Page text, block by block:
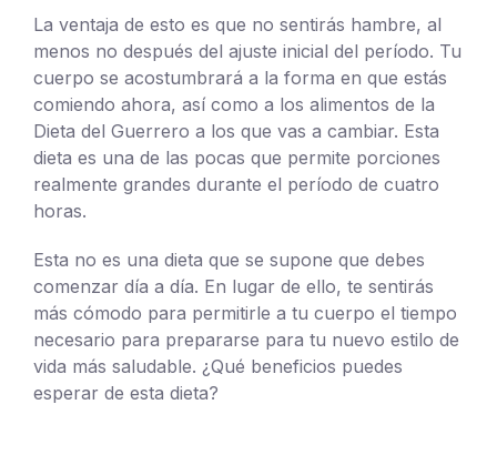
La ventaja de esto es que no sentirás hambre, al
menos no después del ajuste inicial del período. Tu
cuerpo se acostumbrará a la forma en que estás
comiendo ahora, así como a los alimentos de la
Dieta del Guerrero a los que vas a cambiar. Esta
dieta es una de las pocas que permite porciones
realmente grandes durante el período de cuatro
horas.
Esta no es una dieta que se supone que debes
comenzar día a día. En lugar de ello, te sentirás
más cómodo para permitirle a tu cuerpo el tiempo
necesario para prepararse para tu nuevo estilo de
vida más saludable. ¿Qué beneficios puedes
esperar de esta dieta?